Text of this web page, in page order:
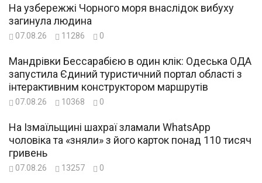
На узбережжі Чорного моря внаслідок вибуху
загинула людина
07.08.26 11286 0
Мандрівки Бессарабією в один клік: Одеська ОДА
запустила Єдиний туристичний портал області з
інтерактивним конструктором маршрутів
07.08.26 10368 0
На Ізмаїльщині шахраї зламали WhatsApp
чоловіка та «зняли» з його карток понад 110 тисяч
гривень
07.08.26 13257 0